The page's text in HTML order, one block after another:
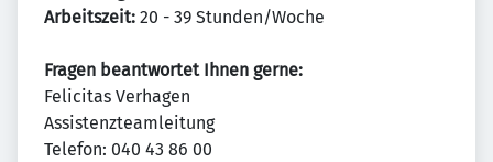
Arbeitszeit: 20 - 39 Stunden/Woche
Fragen beantwortet Ihnen gerne:
Felicitas Verhagen
Assistenzteamleitung
Telefon: 040 43 86 00